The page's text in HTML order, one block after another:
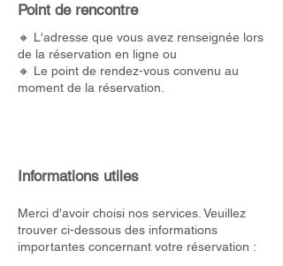
Point de rencontre
🔸 L'adresse que vous avez renseignée lors
de la réservation en ligne ou
🔸 Le point de rendez-vous convenu au
moment de la réservation.
Informations utiles
Merci d'avoir choisi nos services. Veuillez
trouver ci-dessous des informations
importantes concernant votre réservation :